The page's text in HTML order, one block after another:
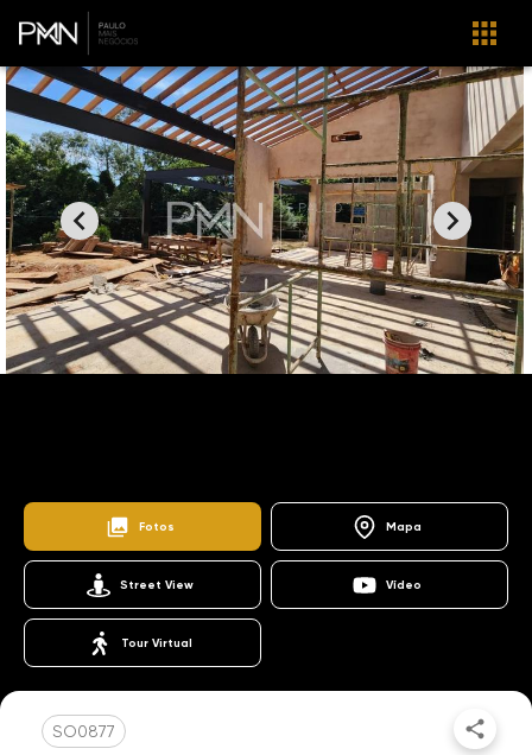
Fotos Mapa
Street View Vídeo
Tour Virtual
SO0877